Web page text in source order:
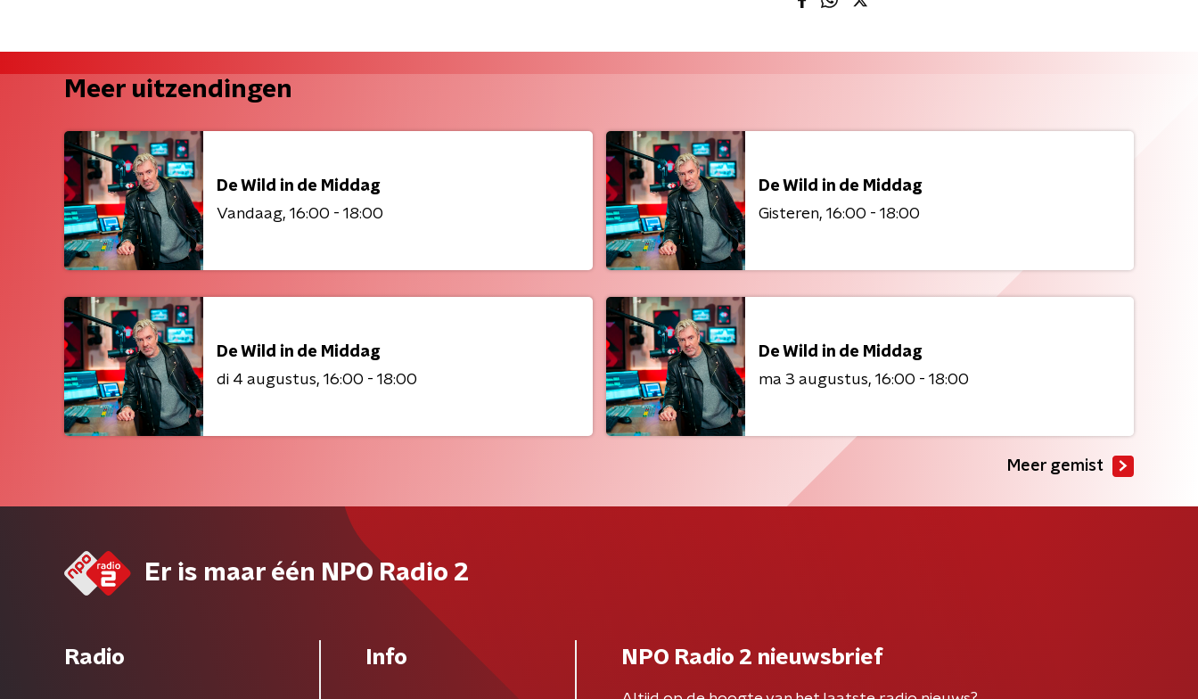
Meer uitzendingen
De Wild in de Middag
Vandaag 16:00 - 18:00
De Wild in de Middag
Gisteren 16:00 - 18:00
De Wild in de Middag
di 4 augustus 16:00 - 18:00
De Wild in de Middag
ma 3 augustus 16:00 - 18:00
Meer gemist
Er is maar één NPO Radio 2
Radio Info NPO Radio 2 nieuwsbrief